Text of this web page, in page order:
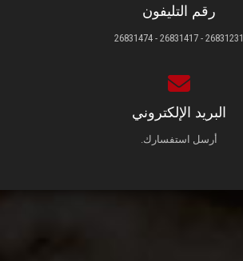
رقم التليفون
26831231 - 26831417 - 26831474
البريد الإلكتروني
أرسل استفسارك.